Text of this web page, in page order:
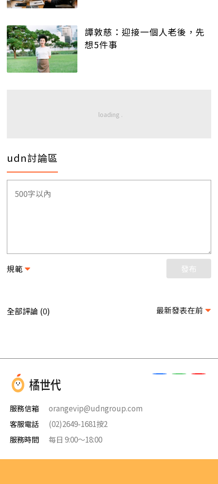
譚敦慈：迎接一個人老後，先
想5件事
udn討論區
規範 發布
全部評論 (0) 最新發表在前
服務信箱
orangevip@udngroup.com
客服電話
(02)2649-1681按2
服務時間
每日 9:00～18:00